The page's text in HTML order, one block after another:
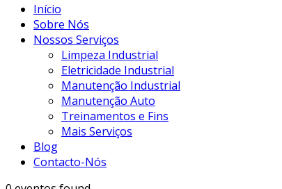
Início
Sobre Nós
Nossos Serviços
Limpeza Industrial
Eletricidade Industrial
Manutenção Industrial
Manutenção Auto
Treinamentos e Fins
Mais Serviços
Blog
Contacto-Nós